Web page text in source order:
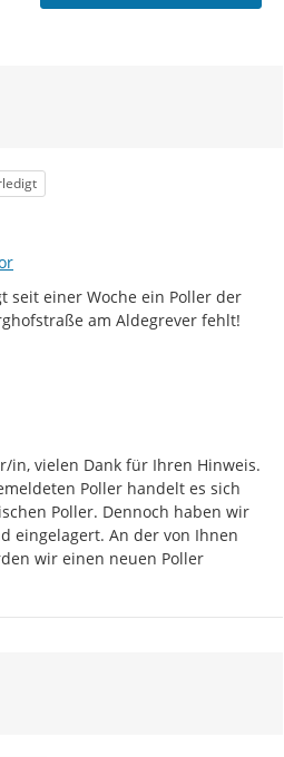
seit einer Woche ein Poller der
am Aldegrever fehlt!
in, vielen Dank für Ihren Hinweis.
Poller handelt es sich
Poller. Dennoch haben wir
eingelagert. An der von Ihnen
wir einen neuen Poller